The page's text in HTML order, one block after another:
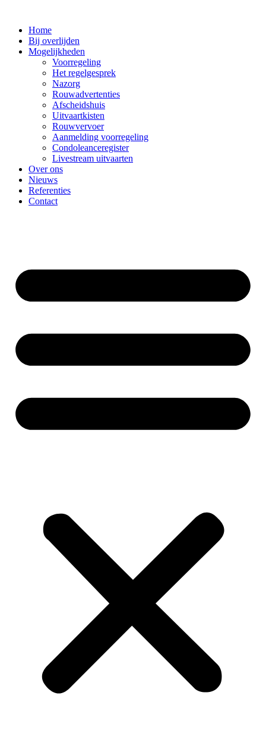
inhoud
Home
Bij overlijden
Mogelijkheden
Voorregeling
Het regelgesprek
Nazorg
Rouwadvertenties
Afscheidshuis
Uitvaartkisten
Rouwvervoer
Aanmelding voorregeling
Condoleanceregister
Livestream uitvaarten
Over ons
Nieuws
Referenties
Contact